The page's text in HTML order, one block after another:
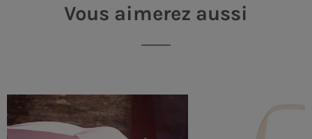
Vous aimerez aussi